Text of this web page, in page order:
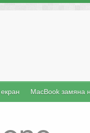
MacBook замяна